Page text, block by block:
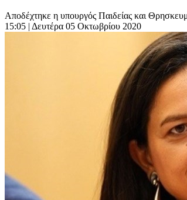
Αποδέχτηκε η υπουργός Παιδείας και
15:05 | Δευτέρα 05 Οκτωβρίου 2020